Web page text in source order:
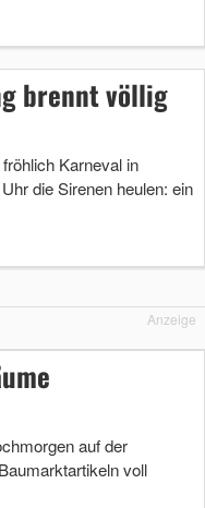
brennt völlig
Karneval in
die Sirenen heulen: ein
Anzeige
auf der
voll